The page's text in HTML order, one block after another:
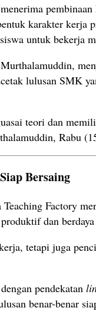
pembinaan
karakter kerja
untuk bekerja
lulusan SMK
teori dan
Rabu
Bersaing
Factory
dan
tetapi juga
pendekatan
benar-benar